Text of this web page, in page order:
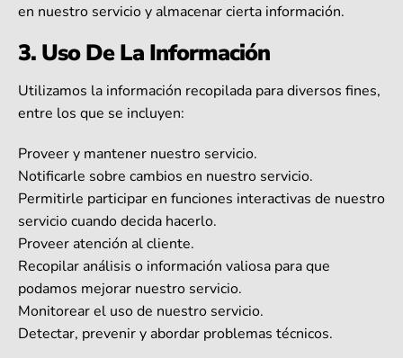
en nuestro servicio y almacenar cierta información.
3. Uso De La Información
Utilizamos la información recopilada para diversos fines,
entre los que se incluyen:
Proveer y mantener nuestro servicio.
Notificarle sobre cambios en nuestro servicio.
Permitirle participar en funciones interactivas de nuestro
servicio cuando decida hacerlo.
Proveer atención al cliente.
Recopilar análisis o información valiosa para que
podamos mejorar nuestro servicio.
Monitorear el uso de nuestro servicio.
Detectar, prevenir y abordar problemas técnicos.